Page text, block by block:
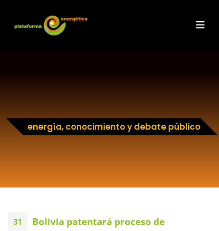
energía, conocimiento y debate público
31
Bolivia patentará proceso de